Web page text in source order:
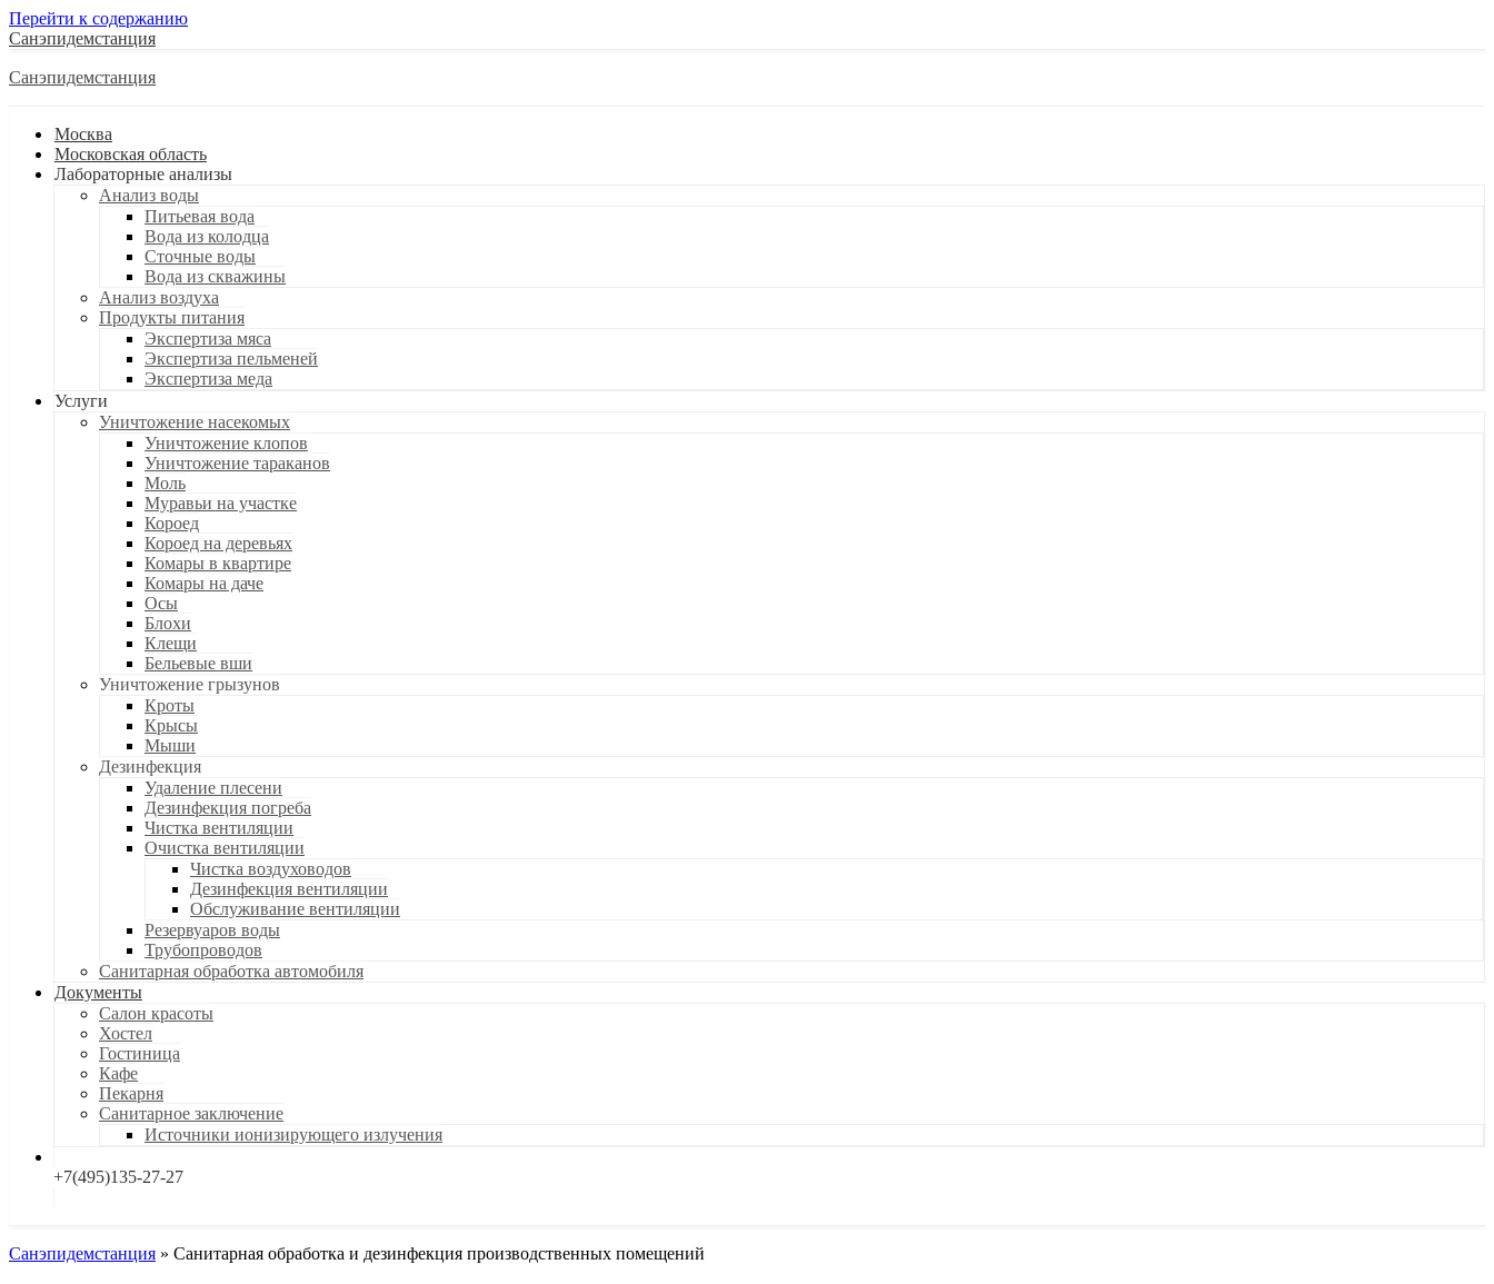
Перейти к содержанию
Санэпидемстанция
Санэпидемстанция
Москва
Московская область
Лабораторные анализы
Анализ воды
Питьевая вода
Вода из колодца
Сточные воды
Вода из скважины
Анализ воздуха
Продукты питания
Экспертиза мяса
Экспертиза пельменей
Экспертиза меда
Услуги
Уничтожение насекомых
Уничтожение клопов
Уничтожение тараканов
Моль
Муравьи на участке
Короед
Короед на деревьях
Комары в квартире
Комары на даче
Осы
Блохи
Клещи
Бельевые вши
Уничтожение грызунов
Кроты
Крысы
Мыши
Дезинфекция
Удаление плесени
Дезинфекция погреба
Чистка вентиляции
Очистка вентиляции
Чистка воздуховодов
Дезинфекция вентиляции
Обслуживание вентиляции
Резервуаров воды
Трубопроводов
Санитарная обработка автомобиля
Документы
Салон красоты
Хостел
Гостиница
Кафе
Пекарня
Санитарное заключение
Источники ионизирующего излучения
+7(495)135-27-27
Санэпидемстанция » Санитарная обработка и дезинфекция производственных помещений